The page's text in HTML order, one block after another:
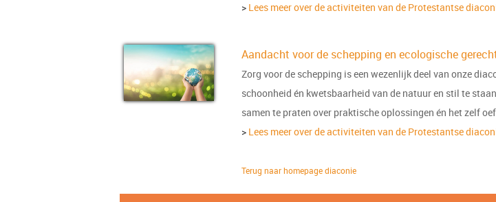
> Lees meer over de activiteiten van de Protestantse
Aandacht voor de schepping en ecologische
Zorg voor de schepping is een wezenlijk deel van onze
schoonheid én kwetsbaarheid van de natuur en stil te
samen te praten over praktische oplossingen én het zelf
>Lees meer over de activiteiten van de Protestantse
Terug naar homepage diaconie